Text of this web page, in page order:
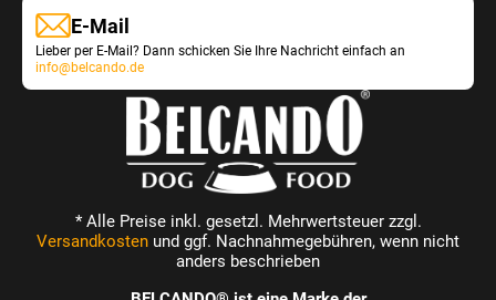
E-Mail
Lieber per E-Mail? Dann schicken Sie Ihre Nachricht einfach an
info@belcando.de
* Alle Preise inkl. gesetzl. Mehrwertsteuer zzgl.
Versandkosten und ggf. Nachnahmegebühren, wenn nicht
anders beschrieben